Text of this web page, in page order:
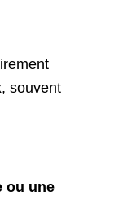
souvent
ou une